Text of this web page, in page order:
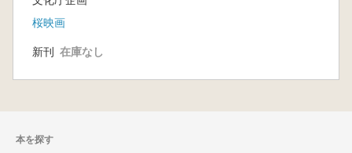
桜映画
新刊 在庫なし
本を探す